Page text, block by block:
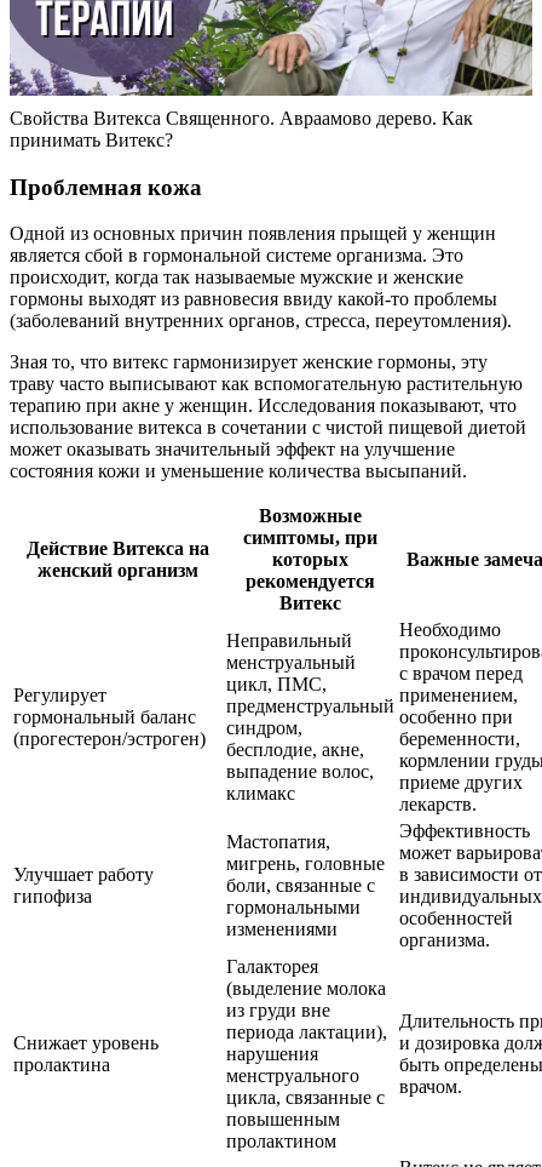
Свойства Витекса Священного. Авраамово дерево. Как
принимать Витекс?
Проблемная кожа
Одной из основных причин появления прыщей у женщин
является сбой в гормональной системе организма. Это
происходит, когда так называемые мужские и женские
гормоны выходят из равновесия ввиду какой-то проблемы
(заболеваний внутренних органов, стресса, переутомления).
Зная то, что витекс гармонизирует женские гормоны, эту
траву часто выписывают как вспомогательную растительную
терапию при акне у женщин. Исследования показывают, что
использование витекса в сочетании с чистой пищевой диетой
может оказывать значительный эффект на улучшение
состояния кожи и уменьшение количества высыпаний.
Действие Витекса на
женский организм
Возможные
симптомы, при
которых
рекомендуется
Витекс
Важные
Регулирует
гормональный баланс
(прогестерон/эстроген)
Неправильный
менструальный
цикл, ПМС,
предменструальный
синдром,
бесплодие, акне,
выпадение волос,
климакс
Необходимо
с врачом перед
применением,
особенно при
беременности,
кормлении
приеме других
лекарств.
Улучшает работу
гипофиза
Мастопатия,
мигрень, головные
боли, связанные с
гормональными
изменениями
Эффективность
может
в зависимости от
индивидуальных
особенностей
организма.
Снижает уровень
пролактина
Галакторея
(выделение молока
из груди вне
периода лактации),
нарушения
менструального
цикла, связанные с
повышенным
пролактином
Длительность
и дозировка
быть определены
врачом.